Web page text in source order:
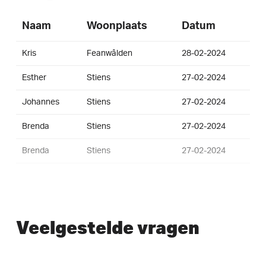
Naam Woonplaats Datum
Kris Feanwâlden 28-02-2024
Esther Stiens 27-02-2024
Johannes Stiens 27-02-2024
Brenda Stiens 27-02-2024
Brenda Stiens 27-02-2024
Veelgestelde vragen